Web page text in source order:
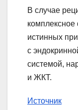
В случае
истинных
с
системой,
и ЖКТ.
Источник